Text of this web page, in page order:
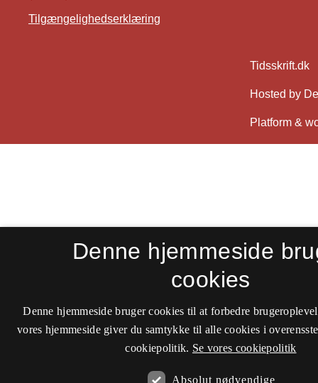
Tilgængelighedserklæring
Denne hjemmeside
cookies
Denne hjemmeside bruger cookies til at forbedre
vores hjemmeside giver du samtykke til alle cookies i
cookiepolitik. Se vores cookiepolitik
Absolut nødvendige